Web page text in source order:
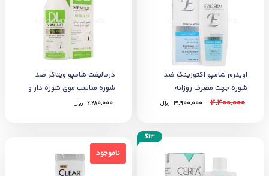
اویدرم شامپو اکتوزینک ضد
شوره جهت مصرف روزانه
4,400,000
3,900,000 ﷼
درمالیفت شامپو ویتاکر ضد
شوره مناسب موی شوره دار و
چرب
2,280,000 ﷼
%13
ناموجود
ناموجود